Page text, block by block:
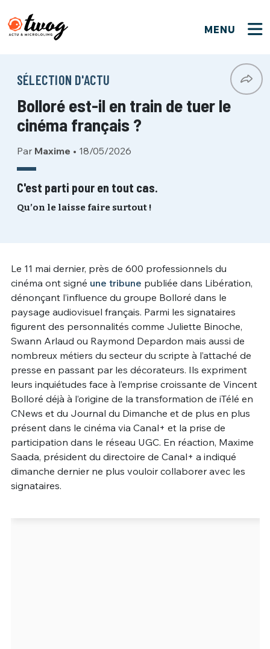
MENU
SÉLECTION D'ACTU
Bolloré est-il en train de tuer le
cinéma français ?
Par Maxime • 18/05/2026
C'est parti pour en tout cas.
Qu’on le laisse faire surtout !
Le 11 mai dernier, près de 600 professionnels du
cinéma ont signé une tribune publiée dans Libération,
dénonçant l’influence du groupe Bolloré dans le
paysage audiovisuel français. Parmi les signataires
figurent des personnalités comme Juliette Binoche,
Swann Arlaud ou Raymond Depardon mais aussi de
nombreux métiers du secteur du scripte à l’attaché de
presse en passant par les décorateurs. Ils expriment
leurs inquiétudes face à l’emprise croissante de Vincent
Bolloré déjà à l’origine de la transformation de iTélé en
CNews et du Journal du Dimanche et de plus en plus
présent dans le cinéma via Canal+ et la prise de
participation dans le réseau UGC. En réaction, Maxime
Saada, président du directoire de Canal+ a indiqué
dimanche dernier ne plus vouloir collaborer avec les
signataires.
Bienvenue !
PSEUDO *
EMAIL*
PASSWORD*
Connexion
PSEUDO
MOT DE PASSE
CONNEXION
VOTRE PARTICIPATION
Que souhaitez-vous proposer ?
Quelques tweets
C'EST PARTI
Ma propre sélection
Un Thread
C'EST PARTI